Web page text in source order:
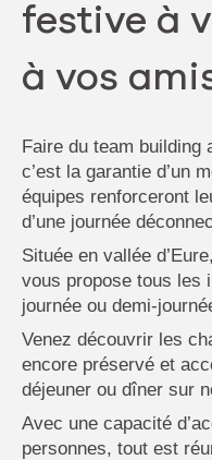
festive à
à vos
Faire du team building
c’est la garantie d’un
équipes renforceront
d’une journée
Située en vallée
vous propose tous les
journée ou demi-
Venez découvrir les
encore préservé et
déjeuner ou dîner sur
Avec une capacité
personnes, tout est